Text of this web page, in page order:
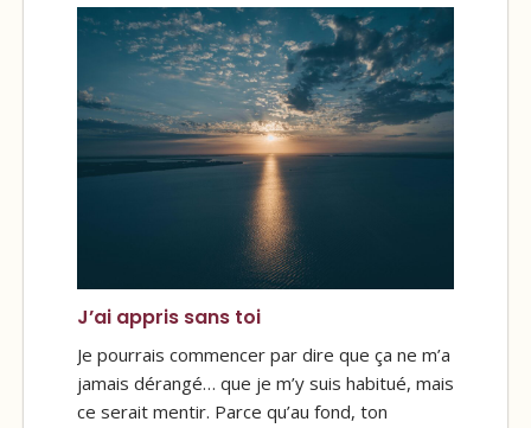
J’ai appris sans toi
Je pourrais commencer par dire que ça ne m’a
jamais dérangé… que je m’y suis habitué, mais
ce serait mentir. Parce qu’au fond, ton